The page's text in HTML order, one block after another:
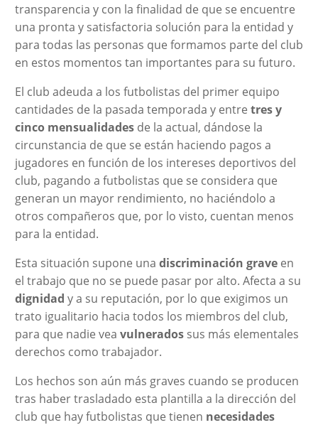
transparencia y con la finalidad de que se encuentre
una pronta y satisfactoria solución para la entidad y
para todas las personas que formamos parte del club
en estos momentos tan importantes para su futuro.
El club adeuda a los futbolistas del primer equipo
cantidades de la pasada temporada y entre tres y
cinco mensualidadesde la actual, dándose la
circunstancia de que se están haciendo pagos a
jugadores en función de los intereses deportivos del
club, pagando a futbolistas que se considera que
generan un mayor rendimiento, no haciéndolo a
otros compañeros que, por lo visto, cuentan menos
para la entidad.
Esta situación supone una discriminación graveen
el trabajo que no se puede pasar por alto. Afecta a su
dignidad y a su reputación, por lo que exigimos un
trato igualitario hacia todos los miembros del club,
para que nadie vea vulnerados sus más elementales
derechos como trabajador.
Los hechos son aún más graves cuando se producen
tras haber trasladado esta plantilla a la dirección del
club que hay futbolistas que tienen necesidades